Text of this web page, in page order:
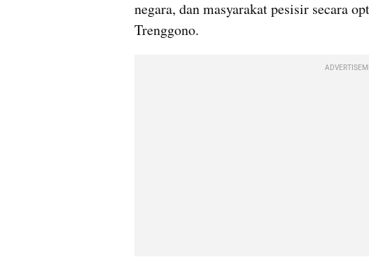
negara, dan masyarakat pesisir secara
Trenggono.